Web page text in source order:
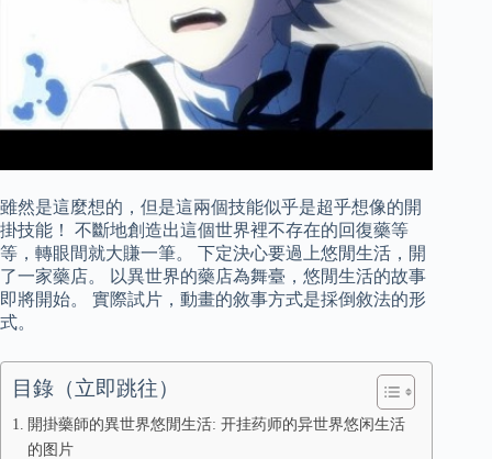
雖然是這麼想的，但是這兩個技能似乎是超乎想像的開
掛技能！ 不斷地創造出這個世界裡不存在的回復藥等
等，轉眼間就大賺一筆。 下定決心要過上悠閒生活，開
了一家藥店。 以異世界的藥店為舞臺，悠閒生活的故事
即將開始。 實際試片，動畫的敘事方式是採倒敘法的形
式。
目錄（立即跳往）
開掛藥師的異世界悠閒生活: 开挂药师的异世界悠闲生活
的图片